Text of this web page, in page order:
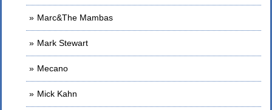
Marc&The Mambas
Mark Stewart
Mecano
Mick Kahn